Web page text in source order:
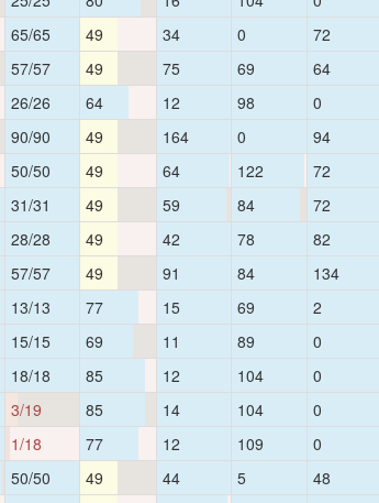
65/65 49 34 0 72
57/57 49 75 69 64
26/26 64 12 98 0
90/90 49 164 0 94
50/50 49 64 122 72
31/31 49 59 84 72
28/28 49 42 78 82
57/57 49 91 84 134
13/13 77 15 69 2
15/15 69 11 89 0
18/18 85 12 104 0
3/19 85 14 104 0
1/18 77 12 109 0
50/50 49 44 5 48